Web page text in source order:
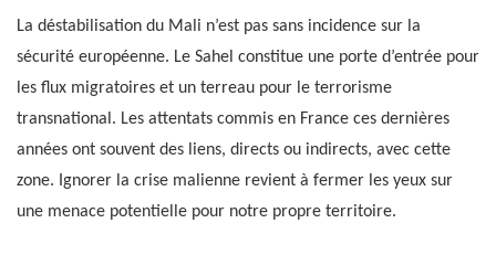
La déstabilisation du Mali n’est pas sans incidence sur la
sécurité européenne. Le Sahel constitue une porte d’entrée pour
les flux migratoires et un terreau pour le terrorisme
transnational. Les attentats commis en France ces dernières
années ont souvent des liens, directs ou indirects, avec cette
zone. Ignorer la crise malienne revient à fermer les yeux sur
une menace potentielle pour notre propre territoire.